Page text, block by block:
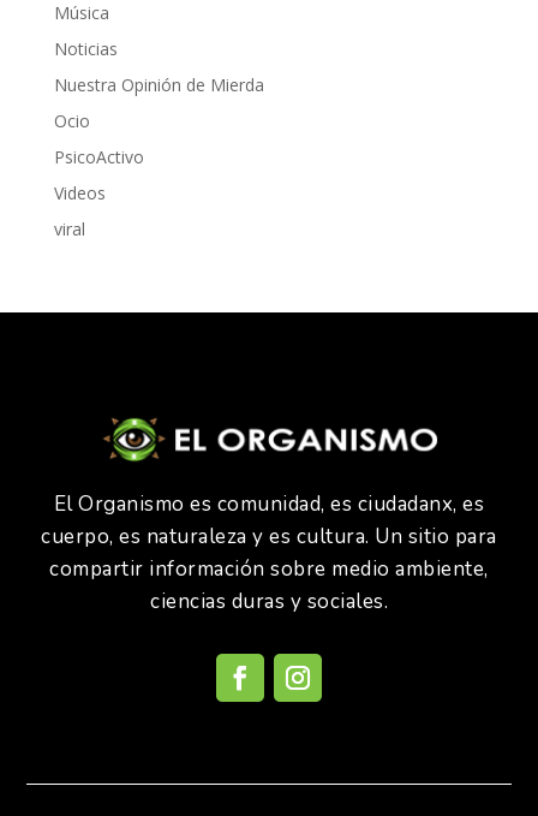
Música
Noticias
Nuestra Opinión de Mierda
Ocio
PsicoActivo
Videos
viral
El Organismo es comunidad, es ciudadanx, es
cuerpo, es naturaleza y es cultura. Un sitio para
compartir información sobre medio ambiente,
ciencias duras y sociales.